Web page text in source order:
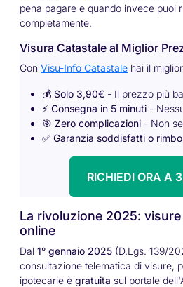
pena pagare e quando invece puoi
completamente.
Visura Catastale al Miglior
Con Visu-Info Catastale hai il
💰 Solo 3,90€ - Il prezzo più
⚡ Consegna in 5 minuti -
🎯 Zero complicazioni - Non
✅ Garanzia soddisfatti o
RICHIEDI ORA A
La rivoluzione 2025:
online
Dal 1° gennaio 2025 (D.Lgs. 139/
consultazione telematica di visure,
ipotecarie è gratuita sul portale